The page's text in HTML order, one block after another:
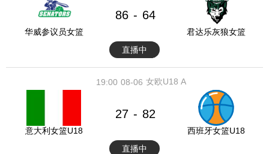
华威参议员女篮
86 - 64
君达乐灰狼女篮
直播中
08-06
19:00 女欧U18 A
意大利女篮U18
27 - 82
西班牙女篮U18
直播中